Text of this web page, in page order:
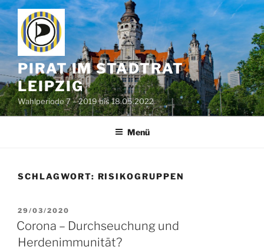
Zum
Inhalt
springen
PIRAT IM STADTRAT
LEIPZIG
Wahlperiode 7 – 2019 bis 18.05.2022
Menü
SCHLAGWORT: RISIKOGRUPPEN
VERÖFFENTLICHT
AM
29/03/2020
Corona – Durchseuchung und
Herdenimmunität?